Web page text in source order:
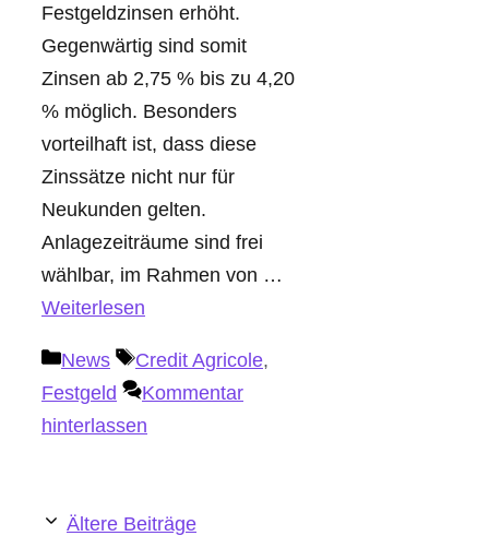
Festgeldzinsen erhöht.
Gegenwärtig sind somit
Zinsen ab 2,75 % bis zu 4,20
% möglich. Besonders
vorteilhaft ist, dass diese
Zinssätze nicht nur für
Neukunden gelten.
Anlagezeiträume sind frei
wählbar, im Rahmen von …
Weiterlesen
Kategorien
News Schlagwörter
Credit Agricole,
Festgeld
Kommentar
hinterlassen
Ältere Beiträge